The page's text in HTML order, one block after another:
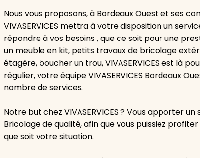
Nous vous proposons, à Bordeaux Ouest et ses
VIVASERVICES mettra à votre disposition un
répondre à vos besoins , que ce soit pour une
un meuble en kit, petits travaux de bricolage
étagère, boucher un trou, VIVASERVICES est là
régulier, votre équipe VIVASERVICES Bordeaux
nombre de services.
Notre but chez VIVASERVICES ? Vous apporter
Bricolage de qualité, afin que vous puissiez
que soit votre situation.